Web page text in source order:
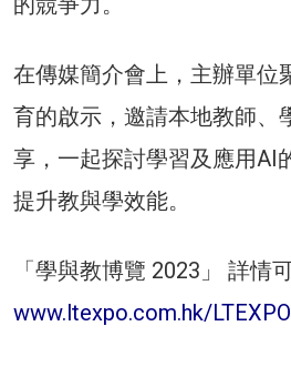
在傳媒簡介會上，主辦單位
育的啟示，邀請本地教師、
享，一起探討學習及應用AI
提升教與學效能。
「學與教博覽 2023」 詳情
www.ltexpo.com.hk/